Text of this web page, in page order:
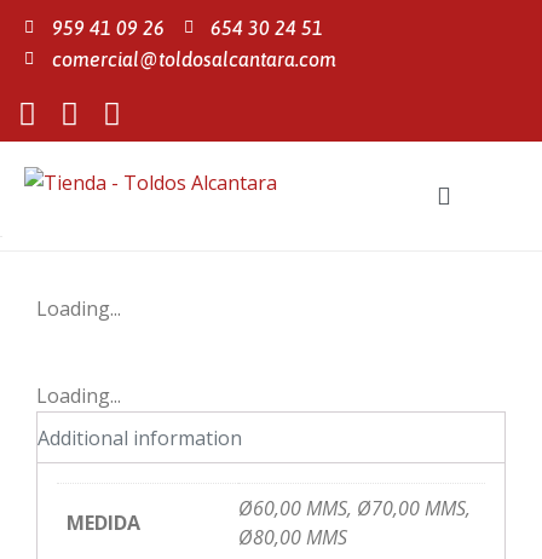
959 41 09 26
654 30 24 51
comercial@toldosalcantara.com
Loading...
Loading...
Additional information
MEDIDA
Ø60,00 MMS, Ø70,00 MMS,
Ø80,00 MMS